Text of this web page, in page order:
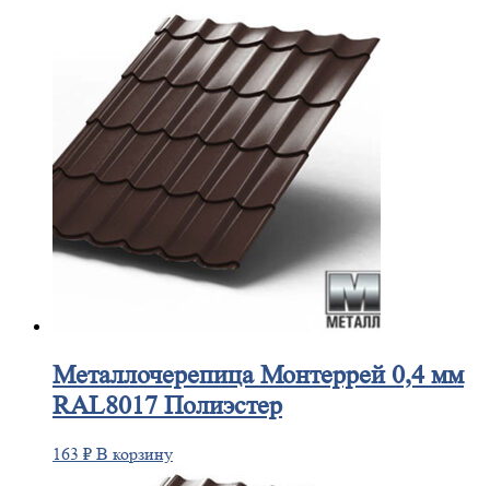
МеталлочерепицаМонтеррей 0,4 мм
RAL8017 Полиэстер
163 ₽ В корзину